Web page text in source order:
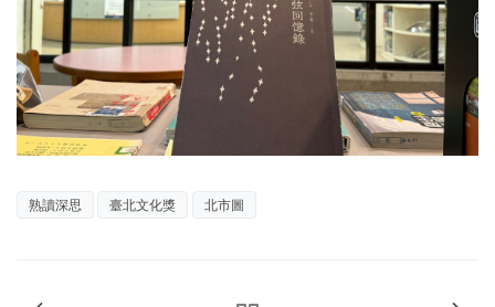
熟讀深思 臺北文化獎 北市圖